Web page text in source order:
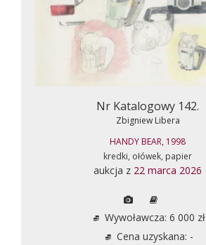
Nr Katalogowy 142.
Zbigniew Libera
HANDY BEAR, 1998
kredki, ołówek, papier
aukcja z 22 marca 2026
Wywoławcza: 6 000 zł
Cena uzyskana: -